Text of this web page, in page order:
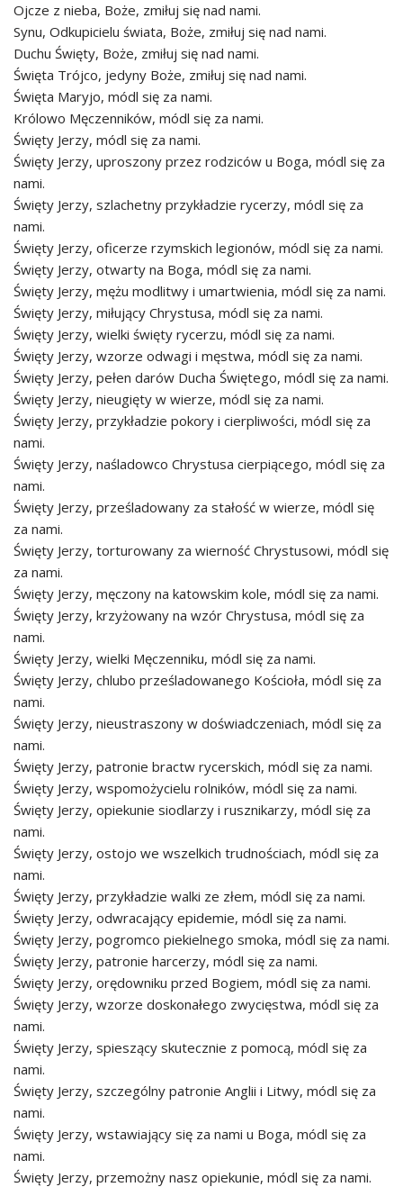
Ojcze z nieba, Boże, zmiłuj się nad nami.
Synu, Odkupicielu świata, Boże, zmiłuj się nad nami.
Duchu Święty, Boże, zmiłuj się nad nami.
Święta Trójco, jedyny Boże, zmiłuj się nad nami.
Święta Maryjo, módl się za nami.
Królowo Męczenników, módl się za nami.
Święty Jerzy, módl się za nami.
Święty Jerzy, uproszony przez rodziców u Boga, módl się za
nami.
Święty Jerzy, szlachetny przykładzie rycerzy, módl się za
nami.
Święty Jerzy, oficerze rzymskich legionów, módl się za nami.
Święty Jerzy, otwarty na Boga, módl się za nami.
Święty Jerzy, mężu modlitwy i umartwienia, módl się za nami.
Święty Jerzy, miłujący Chrystusa, módl się za nami.
Święty Jerzy, wielki święty rycerzu, módl się za nami.
Święty Jerzy, wzorze odwagi i męstwa, módl się za nami.
Święty Jerzy, pełen darów Ducha Świętego, módl się za nami.
Święty Jerzy, nieugięty w wierze, módl się za nami.
Święty Jerzy, przykładzie pokory i cierpliwości, módl się za
nami.
Święty Jerzy, naśladowco Chrystusa cierpiącego, módl się za
nami.
Święty Jerzy, prześladowany za stałość w wierze, módl się
za nami.
Święty Jerzy, torturowany za wierność Chrystusowi, módl się
za nami.
Święty Jerzy, męczony na katowskim kole, módl się za nami.
Święty Jerzy, krzyżowany na wzór Chrystusa, módl się za
nami.
Święty Jerzy, wielki Męczenniku, módl się za nami.
Święty Jerzy, chlubo prześladowanego Kościoła, módl się za
nami.
Święty Jerzy, nieustraszony w doświadczeniach, módl się za
nami.
Święty Jerzy, patronie bractw rycerskich, módl się za nami.
Święty Jerzy, wspomożycielu rolników, módl się za nami.
Święty Jerzy, opiekunie siodlarzy i rusznikarzy, módl się za
nami.
Święty Jerzy, ostojo we wszelkich trudnościach, módl się za
nami.
Święty Jerzy, przykładzie walki ze złem, módl się za nami.
Święty Jerzy, odwracający epidemie, módl się za nami.
Święty Jerzy, pogromco piekielnego smoka, módl się za nami.
Święty Jerzy, patronie harcerzy, módl się za nami.
Święty Jerzy, orędowniku przed Bogiem, módl się za nami.
Święty Jerzy, wzorze doskonałego zwycięstwa, módl się za
nami.
Święty Jerzy, spieszący skutecznie z pomocą, módl się za
nami.
Święty Jerzy, szczególny patronie Anglii i Litwy, módl się za
nami.
Święty Jerzy, wstawiający się za nami u Boga, módl się za
nami.
Święty Jerzy, przemożny nasz opiekunie, módl się za nami.